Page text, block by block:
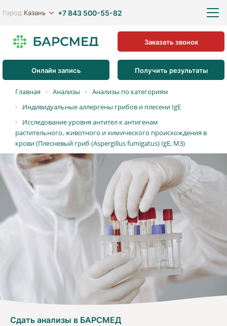
Город:Казань +7 843 500-55-82
Онлайн запись Получить результаты
Заказать звонок
Главная Анализы
Анализы по категориям
Индивидуальные аллергены грибов и плесени IgE
Исследование уровня антител к антигенам
растительного, животного и химического происхождения в
крови (Плесневый гриб (Aspergillus fumigatus) IgE, M3)
Сдать анализы в БАРСМЕД